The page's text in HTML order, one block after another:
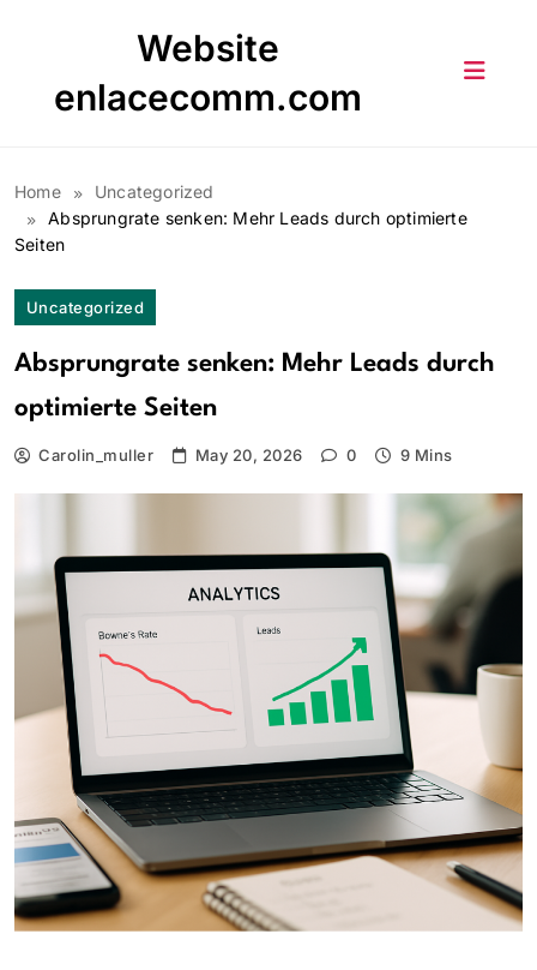
Website
enlacecomm.com
Home
Uncategorized
Absprungrate senken: Mehr Leads durch optimierte
Seiten
Uncategorized
Absprungrate senken: Mehr Leads durch
optimierte Seiten
Carolin_muller May 20, 2026 0 9 Mins